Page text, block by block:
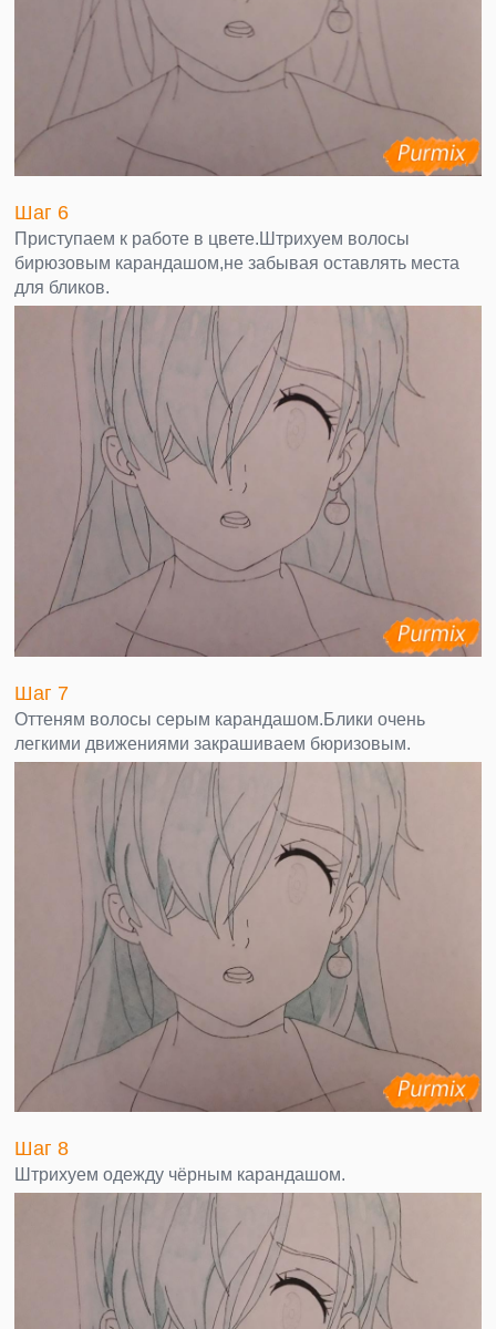
Шаг 6
Приступаем к работе в цвете.Штрихуем волосы
бирюзовым карандашом,не забывая оставлять места
для бликов.
Шаг 7
Оттеням волосы серым карандашом.Блики очень
легкими движениями закрашиваем бюризовым.
Шаг 8
Штрихуем одежду чёрным карандашом.